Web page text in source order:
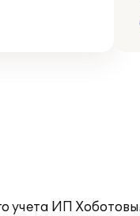
учета ИП